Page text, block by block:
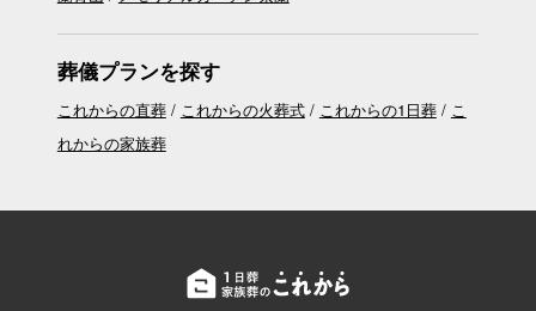
葬儀プランを探す
これからの直葬 これからの火葬式 これからの1日葬
こ
れからの家族葬